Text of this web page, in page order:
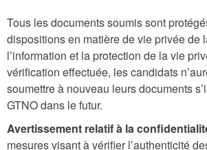
Tous les documents soumis sont
dispositions en matière de vie privée de
l’information et la protection de la vie
vérification effectuée, les candidats
soumettre à nouveau leurs documents
GTNO dans le futur.
Avertissement relatif à la
mesures visant à vérifier l’authenticité